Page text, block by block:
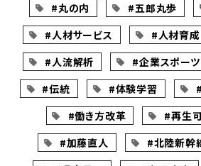
#丸の内
#五郎丸歩
#人材サービス
#人材育成
#人流解析
#企業スポーツ
#伝統
#体験学習
#働き方改革
#再生
#加藤直人
#北陸新幹